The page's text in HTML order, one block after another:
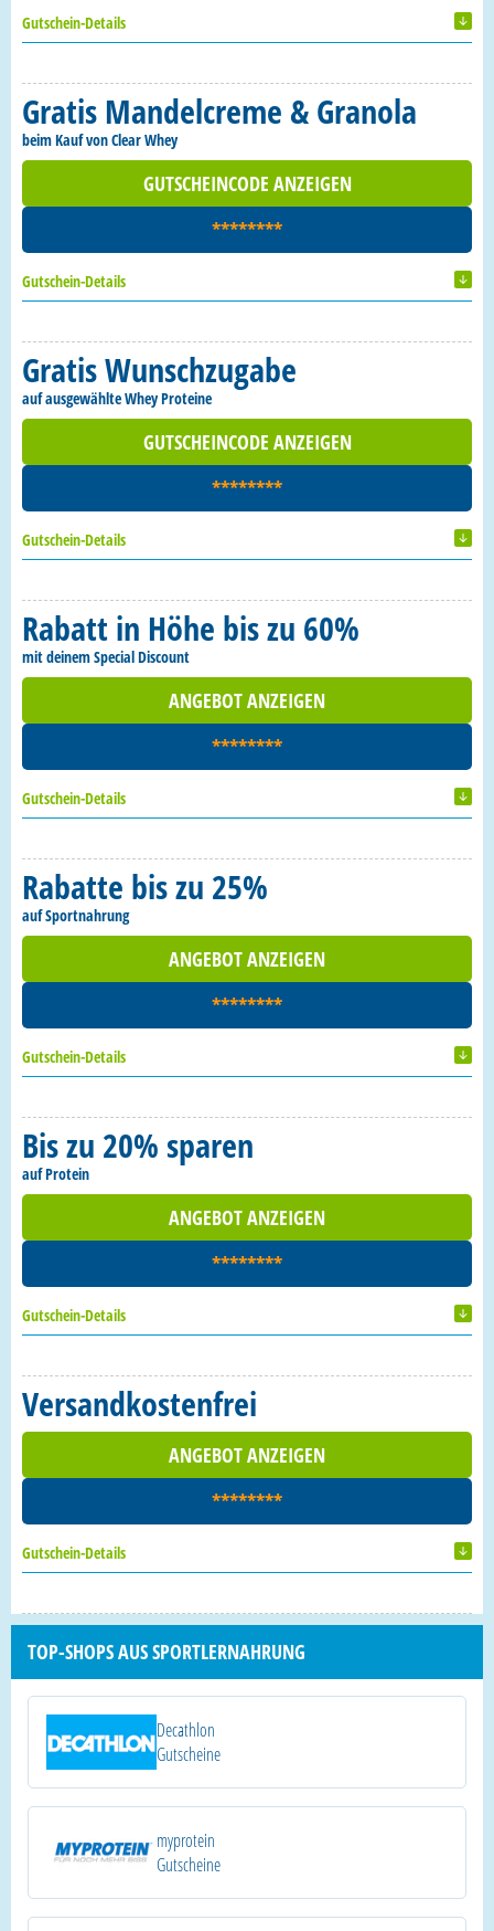
Gutschein-Details
Gratis Mandelcreme & Granola
beim Kauf von Clear Whey
GUTSCHEINCODE ANZEIGEN
********
Gutschein-Details
Gratis Wunschzugabe
auf ausgewählte Whey Proteine
GUTSCHEINCODE ANZEIGEN
********
Gutschein-Details
Rabatt in Höhe bis zu 60%
mit deinem Special Discount
ANGEBOT ANZEIGEN
********
Gutschein-Details
Rabatte bis zu 25%
auf Sportnahrung
ANGEBOT ANZEIGEN
********
Gutschein-Details
Bis zu 20% sparen
auf Protein
ANGEBOT ANZEIGEN
********
Gutschein-Details
Versandkostenfrei
ANGEBOT ANZEIGEN
********
Gutschein-Details
TOP-SHOPS AUS SPORTLERNAHRUNG
Decathlon
Gutscheine
myprotein
Gutscheine